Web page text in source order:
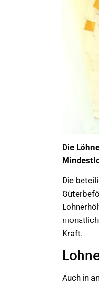
Die
Die
Kraft.
Auch in